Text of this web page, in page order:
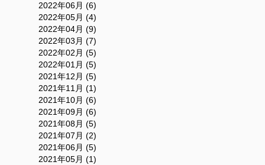
2022年06月 (6)
2022年05月 (4)
2022年04月 (9)
2022年03月 (7)
2022年02月 (5)
2022年01月 (5)
2021年12月 (5)
2021年11月 (1)
2021年10月 (6)
2021年09月 (6)
2021年08月 (5)
2021年07月 (2)
2021年06月 (5)
2021年05月 (1)